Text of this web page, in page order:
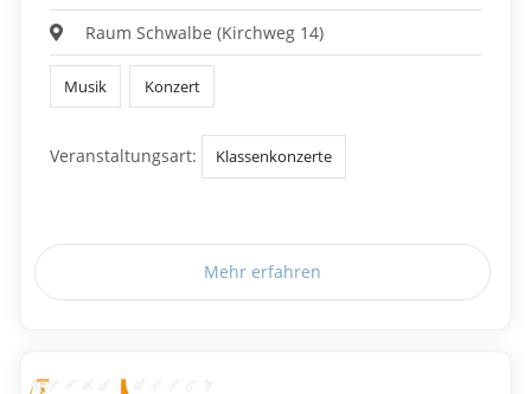
Raum Schwalbe (Kirchweg 14)
Musik Konzert
Veranstaltungsart: Klassenkonzerte
Mehr erfahren